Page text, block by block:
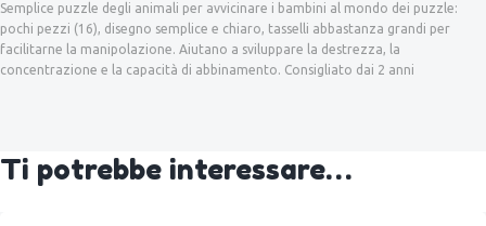
Semplice puzzle degli animali per avvicinare i bambini al mondo dei puzzle:
pochi pezzi (16), disegno semplice e chiaro, tasselli abbastanza grandi per
facilitarne la manipolazione. Aiutano a sviluppare la destrezza, la
concentrazione e la capacità di abbinamento. Consigliato dai 2 anni
Ti potrebbe interessare…